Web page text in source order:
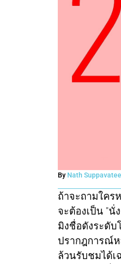
By Nath Suppavatee
ถ้าจะถามใคร
จะต้องเป็น "นั่
มิงชื่อดังระดับ
ปรากฎการณ์ห
ล้วนรับชมได้เ